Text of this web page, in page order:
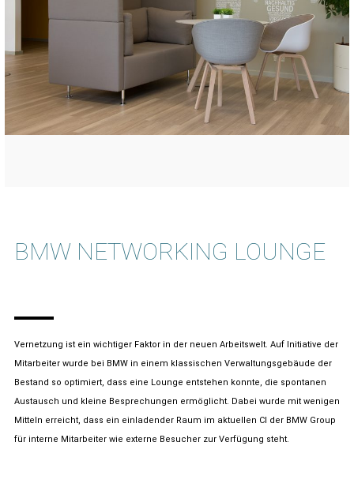
BMW NETWORKING LOUNGE
Vernetzung ist ein wichtiger Faktor in der neuen Arbeitswelt. Auf Initiative der
Mitarbeiter wurde bei BMW in einem klassischen Verwaltungsgebäude der
Bestand so optimiert, dass eine Lounge entstehen konnte, die spontanen
Austausch und kleine Besprechungen ermöglicht. Dabei wurde mit wenigen
Mitteln erreicht, dass ein einladender Raum im aktuellen CI der BMW Group
für interne Mitarbeiter wie externe Besucher zur Verfügung steht.